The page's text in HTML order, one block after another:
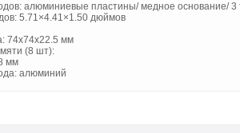
алюминиевые пластины/ медное основание/ 3
5.71×4.41×1.50 дюймов
74x74x22.5 мм
(8 шт):
мм
алюминий